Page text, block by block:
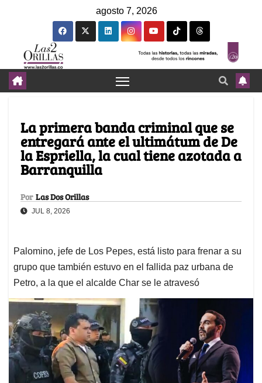
agosto 7, 2026
La primera banda criminal que se
entregará ante el ultimátum de De
la Espriella, la cual tiene azotada a
Barranquilla
Por Las Dos Orillas
JUL 8, 2026
Palomino, jefe de Los Pepes, está listo para frenar a su
grupo que también estuvo en el fallida paz urbana de
Petro, a la que el alcalde Char se le atravesó